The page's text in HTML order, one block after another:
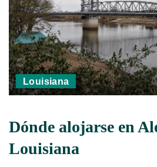
Louisiana
Dónde alojarse en
Louisiana